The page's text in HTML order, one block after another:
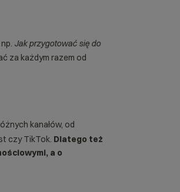
Jak przygotować się do
za każdym razem od
kanałów, od
czy TikTok. Dlatego też
a o